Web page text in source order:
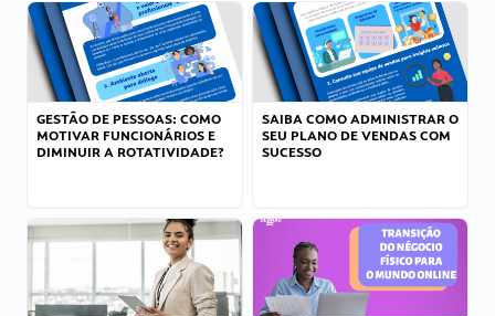
GESTÃO DE PESSOAS: COMO
MOTIVAR FUNCIONÁRIOS E
DIMINUIR A ROTATIVIDADE?
SAIBA COMO ADMINISTRAR O
SEU PLANO DE VENDAS COM
SUCESSO